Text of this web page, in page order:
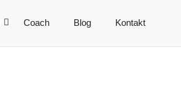
Coach Blog Kontakt